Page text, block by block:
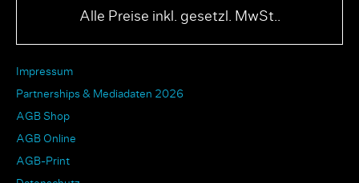
Alle Preise inkl. gesetzl. MwSt..
Impressum
Partnerships & Mediadaten 2026
AGB Shop
AGB Online
AGB-Print